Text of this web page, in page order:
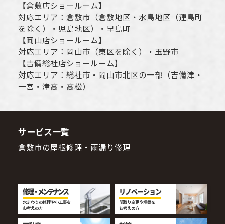
【倉敷店ショールーム】
対応エリア： 倉敷市 （倉敷地区・水島地区（連島町
を除く）・児島地区）・早島町
【岡山店ショールーム】
対応エリア： 岡山市 （東区を除く）・玉野市
【吉備総社店ショールーム】
対応エリア： 総社市 ・ 岡山市北区の一部（吉備津・
一宮・津高・高松）
サービス一覧
倉敷市の屋根修理・雨漏り修理
修理・メンテナンス
水まわりの修理や小工事を
お考えの方
リノベーション
間取り変更や増築を
お考えの方